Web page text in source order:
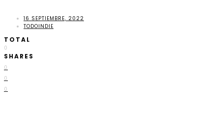
16 SEPTIEMBRE, 2022
TODOINDIE
TOTAL
0
SHARES
0
0
0